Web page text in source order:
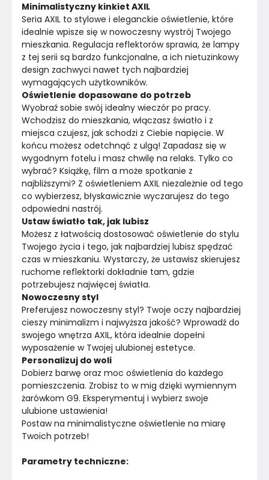
Kolor Biele kremy
Marka Sollux Lighting
Montaż
Minimalistyczny kinkiet AXIL
Seria AXIL to stylowe i eleganckie oświetlenie, które
idealnie wpisze się w nowoczesny wystrój Twojego
mieszkania. Regulacja reflektorów sprawia, że lampy
z tej serii są bardzo funkcjonalne, a ich nietuzinkowy
design zachwyci nawet tych najbardziej
wymagających użytkowników.
Oświetlenie dopasowane do potrzeb
Wyobraź sobie swój idealny wieczór po pracy.
Wchodzisz do mieszkania, włączasz światło i z
miejsca czujesz, jak schodzi z Ciebie napięcie. W
końcu możesz odetchnąć z ulgą! Zapadasz się w
wygodnym fotelu i masz chwilę na relaks. Tylko co
wybrać? Książkę, film a może spotkanie z
najbliższymi? Z oświetleniem AXIL niezależnie od tego
co wybierzesz, błyskawicznie wyczarujesz do tego
odpowiedni nastrój.
Ustaw światło tak, jak lubisz
Możesz z łatwością dostosować oświetlenie do stylu
Twojego życia i tego, jak najbardziej lubisz spędzać
czas w mieszkaniu. Wystarczy, że ustawisz skierujesz
ruchome reflektorki dokładnie tam, gdzie
potrzebujesz najwięcej światła.
Nowoczesny styl
Preferujesz nowoczesny styl? Twoje oczy najbardziej
cieszy minimalizm i najwyższa jakość? Wprowadź do
swojego wnętrza AXIL, która idealnie dopełni
wyposażenie w Twojej ulubionej estetyce.
Personalizuj do woli
Dobierz barwę oraz moc oświetlenia do każdego
pomieszczenia. Zrobisz to w mig dzięki wymiennym
żarówkom G9. Eksperymentuj i wybierz swoje
ulubione ustawienia!
Postaw na minimalistyczne oświetlenie na miarę
Twoich potrzeb!
Parametry techniczne: